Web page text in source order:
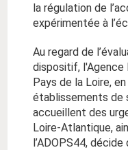
la régulation de
expérimentée à
Au regard de
dispositif, l'Agence
Pays de la Loire,
établissements de
accueillent des
Loire-Atlantique,
l’ADOPS44,